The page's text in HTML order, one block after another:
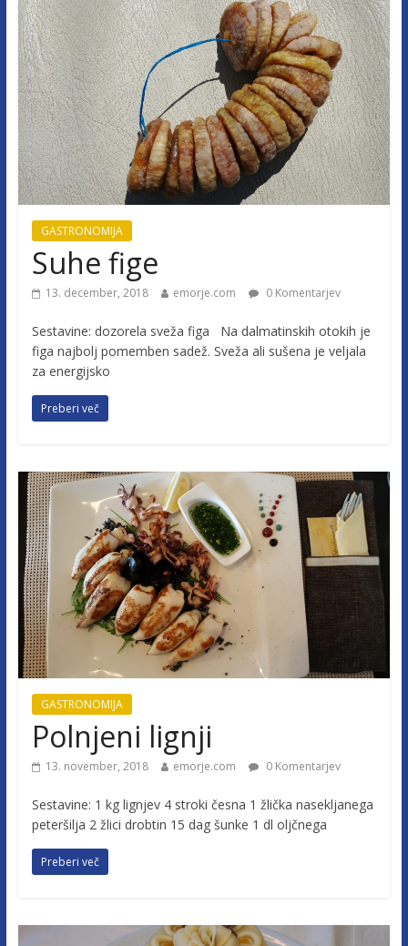
GASTRONOMIJA
Suhe fige
13. december, 2018 emorje.com 0 Komentarjev
Sestavine: dozorela sveža figa Na dalmatinskih otokih je
figa najbolj pomemben sadež. Sveža ali sušena je veljala
za energijsko
Preberi več
GASTRONOMIJA
Polnjeni lignji
13. november, 2018 emorje.com 0 Komentarjev
Sestavine: 1 kg lignjev 4 stroki česna 1 žlička nasekljanega
peteršilja 2 žlici drobtin 15 dag šunke 1 dl oljčnega
Preberi več